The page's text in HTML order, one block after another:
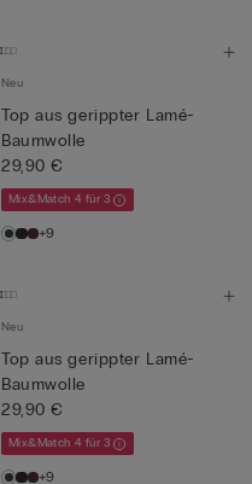
Neu
Top aus gerippter Lamé-
Baumwolle
29,90 €
Mix&Match 4 für 3
+9
Neu
Top aus gerippter Lamé-
Baumwolle
29,90 €
Mix&Match 4 für 3
+9